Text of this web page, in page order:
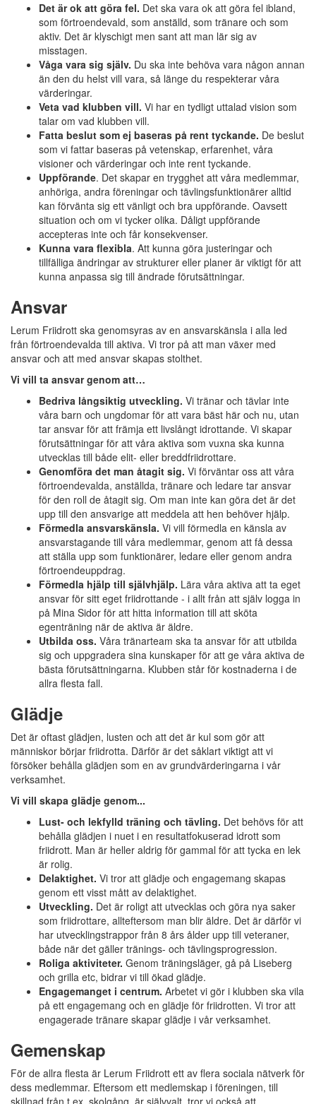
Det är ok att göra fel. Det ska vara ok att göra fel ibland,
som förtroendevald, som anställd, som tränare och som
aktiv. Det är klyschigt men sant att man lär sig av
misstagen.
Våga vara sig själv. Du ska inte behöva vara någon annan
än den du helst vill vara, så länge du respekterar våra
värderingar.
Veta vad klubben vill. Vi har en tydligt uttalad vision som
talar om vad klubben vill.
Fatta beslut som ej baseras på rent tyckande. De beslut
som vi fattar baseras på vetenskap, erfarenhet, våra
visioner och värderingar och inte rent tyckande.
Uppförande. Det skapar en trygghet att våra medlemmar,
anhöriga, andra föreningar och tävlingsfunktionärer alltid
kan förvänta sig ett vänligt och bra uppförande. Oavsett
situation och om vi tycker olika. Dåligt uppförande
accepteras inte och får konsekvenser.
Kunna vara flexibla. Att kunna göra justeringar och
tillfälliga ändringar av strukturer eller planer är viktigt för att
kunna anpassa sig till ändrade förutsättningar.
Ansvar
Lerum Friidrott ska genomsyras av en ansvarskänsla i alla led
från förtroendevalda till aktiva. Vi tror på att man växer med
ansvar och att med ansvar skapas stolthet.
Vi vill ta ansvar genom att…
Bedriva långsiktig utveckling. Vi tränar och tävlar inte
våra barn och ungdomar för att vara bäst här och nu, utan
tar ansvar för att främja ett livslångt idrottande. Vi skapar
förutsättningar för att våra aktiva som vuxna ska kunna
utvecklas till både elit- eller breddfriidrottare.
Genomföra det man åtagit sig. Vi förväntar oss att våra
förtroendevalda, anställda, tränare och ledare tar ansvar
för den roll de åtagit sig. Om man inte kan göra det är det
upp till den ansvarige att meddela att hen behöver hjälp.
Förmedla ansvarskänsla. Vi vill förmedla en känsla av
ansvarstagande till våra medlemmar, genom att få dessa
att ställa upp som funktionärer, ledare eller genom andra
förtroendeuppdrag.
Förmedla hjälp till självhjälp. Lära våra aktiva att ta eget
ansvar för sitt eget friidrottande - i allt från att själv logga in
på Mina Sidor för att hitta information till att sköta
egenträning när de aktiva är äldre.
Utbilda oss. Våra tränarteam ska ta ansvar för att utbilda
sig och uppgradera sina kunskaper för att ge våra aktiva de
bästa förutsättningarna. Klubben står för kostnaderna i de
allra flesta fall.
Glädje
Det är oftast glädjen, lusten och att det är kul som gör att
människor börjar friidrotta. Därför är det såklart viktigt att vi
försöker behålla glädjen som en av grundvärderingarna i vår
verksamhet.
Vi vill skapa glädje genom...
Lust- och lekfylld träning och tävling. Det behövs för att
behålla glädjen i nuet i en resultatfokuserad idrott som
friidrott. Man är heller aldrig för gammal för att tycka en lek
är rolig.
Delaktighet. Vi tror att glädje och engagemang skapas
genom ett visst mått av delaktighet.
Utveckling. Det är roligt att utvecklas och göra nya saker
som friidrottare, allteftersom man blir äldre. Det är därför vi
har utvecklingstrappor från 8 års ålder upp till veteraner,
både när det gäller tränings- och tävlingsprogression.
Roliga aktiviteter. Genom träningsläger, gå på Liseberg
och grilla etc, bidrar vi till ökad glädje.
Engagemanget i centrum. Arbetet vi gör i klubben ska vila
på ett engagemang och en glädje för friidrotten. Vi tror att
engagerade tränare skapar glädje i vår verksamhet.
Gemenskap
För de allra flesta är Lerum Friidrott ett av flera sociala nätverk för
dess medlemmar. Eftersom ett medlemskap i föreningen, till
skillnad från t.ex. skolgång, är självvalt, tror vi också att